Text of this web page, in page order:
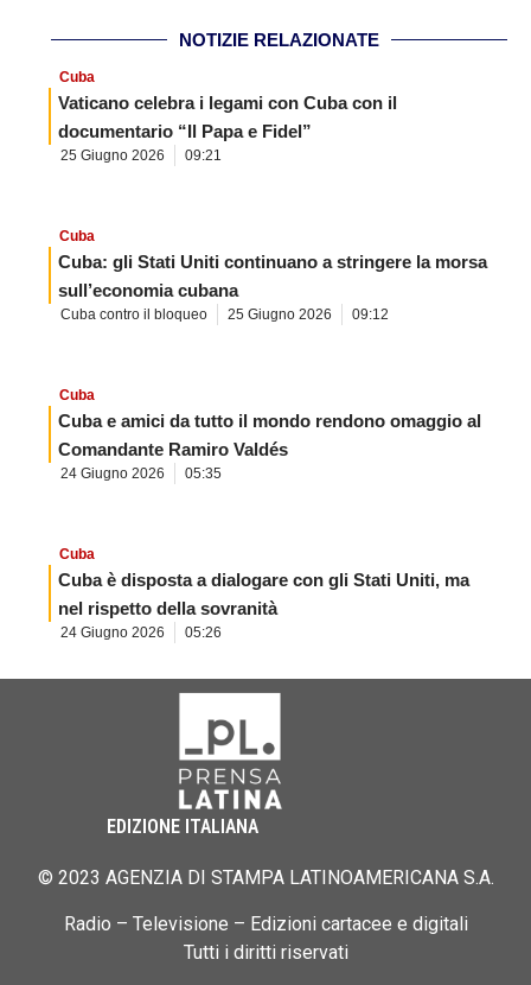
NOTIZIE RELAZIONATE
Cuba
Vaticano celebra i legami con Cuba con il
documentario “Il Papa e Fidel”
25 Giugno 2026 09:21
Cuba
Cuba: gli Stati Uniti continuano a stringere la morsa
sull’economia cubana
Cuba contro il bloqueo 25 Giugno 2026 09:12
Cuba
Cuba e amici da tutto il mondo rendono omaggio al
Comandante Ramiro Valdés
24 Giugno 2026 05:35
Cuba
Cuba è disposta a dialogare con gli Stati Uniti, ma
nel rispetto della sovranità
24 Giugno 2026 05:26
EDIZIONE ITALIANA
© 2023 AGENZIA DI STAMPA LATINOAMERICANA S.A.
Radio – Televisione – Edizioni cartacee e digitali
Tutti i diritti riservati